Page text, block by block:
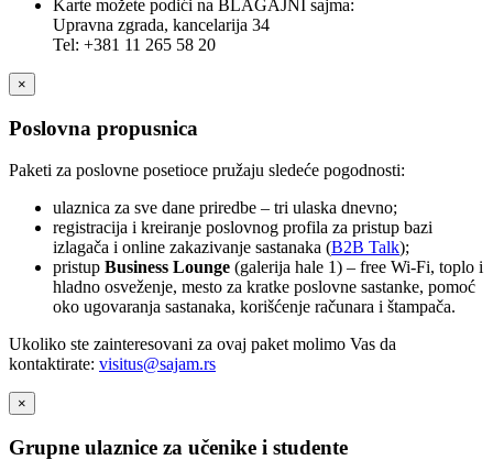
Karte možete podići na BLAGAJNI sajma:
Upravna zgrada, kancelarija 34
Tel: +381 11 265 58 20
×
Poslovna propusnica
Paketi za poslovne posetioce pružaju sledeće pogodnosti:
ulaznica za sve dane priredbe – tri ulaska dnevno;
registracija i kreiranje poslovnog profila za pristup bazi
izlagača i online zakazivanje sastanaka (B2B Talk);
pristup Business Lounge (galerija hale 1) – free Wi-Fi, toplo i
hladno osveženje, mesto za kratke poslovne sastanke, pomoć
oko ugovaranja sastanaka, korišćenje računara i štampača.
Ukoliko ste zainteresovani za ovaj paket molimo Vas da
kontaktirate: visitus@sajam.rs
×
Grupne ulaznice za učenike i studente